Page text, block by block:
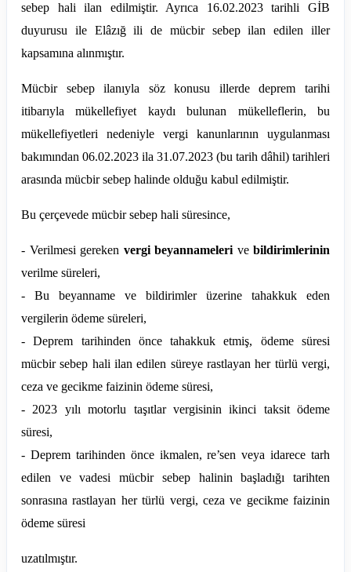
sebep hali ilan edilmiştir. Ayrıca 16.02.2023 tarihli GİB
duyurusu ile Elâzığ ili de mücbir sebep ilan edilen iller
kapsamına alınmıştır.
Mücbir sebep ilanıyla söz konusu illerde deprem tarihi
itibarıyla mükellefiyet kaydı bulunan mükelleflerin, bu
mükellefiyetleri nedeniyle vergi kanunlarının uygulanması
bakımından 06.02.2023 ila 31.07.2023 (bu tarih dâhil) tarihleri
arasında mücbir sebep halinde olduğu kabul edilmiştir.
Bu çerçevede mücbir sebep hali süresince,
- Verilmesi gereken vergi beyannameleri ve bildirimlerinin
verilme süreleri,
- Bu beyanname ve bildirimler üzerine tahakkuk eden
vergilerin ödeme süreleri,
- Deprem tarihinden önce tahakkuk etmiş, ödeme süresi
mücbir sebep hali ilan edilen süreye rastlayan her türlü vergi,
ceza ve gecikme faizinin ödeme süresi,
- 2023 yılı motorlu taşıtlar vergisinin ikinci taksit ödeme
süresi,
- Deprem tarihinden önce ikmalen, re’sen veya idarece tarh
edilen ve vadesi mücbir sebep halinin başladığı tarihten
sonrasına rastlayan her türlü vergi, ceza ve gecikme faizinin
ödeme süresi
uzatılmıştır.